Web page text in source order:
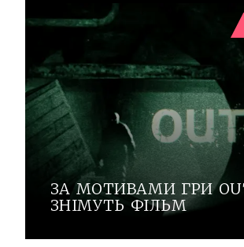
ЗА МОТИВАМИ ГРИ
ЗНІМУТЬ ФІЛЬМ